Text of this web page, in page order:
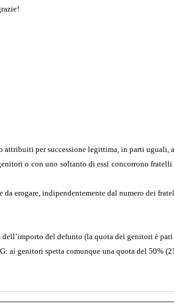
attribuiti per successione legittima, in parti
o con uno soltanto di essi concorrono
erogare, indipendentemente dal numero dei
del defunto (la quota dei genitori è
genitori spetta comunque una quota del 50%